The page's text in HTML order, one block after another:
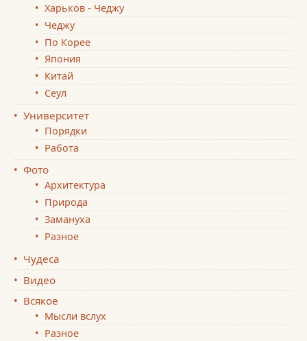
Харьков - Чеджу
Чеджу
По Корее
Япония
Китай
Сеул
Университет
Порядки
Работа
Фото
Архитектура
Природа
Замануха
Разное
Чудеса
Видео
Всякое
Мысли вслух
Разное